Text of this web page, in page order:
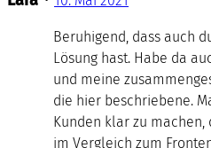
Beruhigend, dass auch
Lösung hast. Habe da
und meine
die hier beschriebene.
Kunden klar zu machen,
im Vergleich zum